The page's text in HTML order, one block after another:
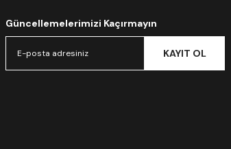
Güncellemelerimizi Kaçırmayın
KAYIT OL